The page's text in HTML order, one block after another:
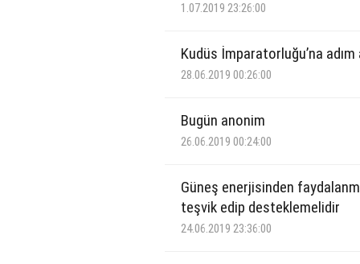
1.07.2019 23:26:00
Kudüs İmparatorluğu’na adım
28.06.2019 00:26:00
Bugün anonim
26.06.2019 00:24:00
Güneş enerjisinden
teşvik edip desteklemelidir
24.06.2019 23:36:00